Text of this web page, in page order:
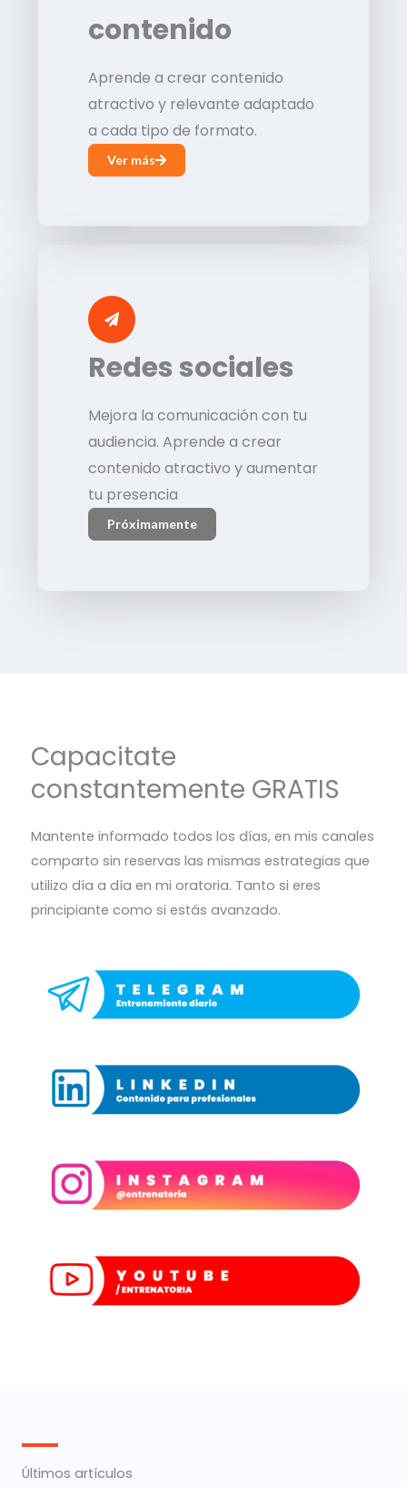
contenido
Aprende a crear contenido
atractivo y relevante adaptado
a cada tipo de formato.
Ver más
Redes sociales
Mejora la comunicación con tu
audiencia. Aprende a crear
contenido atractivo y aumentar
tu presencia
Próximamente
Capacitate
constantemente GRATIS
Mantente informado todos los días, en mis canales
comparto sin reservas las mismas estrategias que
utilizo día a día en mi oratoria. Tanto si eres
principiante como si estás avanzado.
Últimos artículos